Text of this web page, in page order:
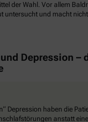
der Wahl. Vor allem
untersucht und macht
Depression –
Depression haben die
anstatt